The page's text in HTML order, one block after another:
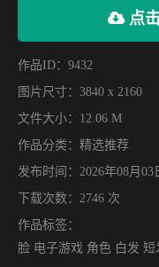
点
作品ID：9432
图片尺寸：3840 x 2160
文件大小：12.06 M
作品分类： 精选推荐
发布时间：2026年08月03
下载次数：2746 次
作品标签：
脸 电子游戏 角色 白发